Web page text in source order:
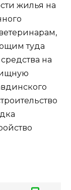
жилья на
туда
на